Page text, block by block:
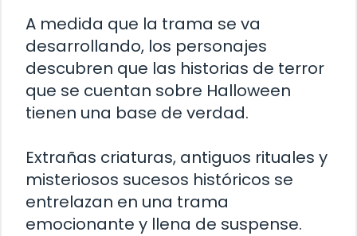
A medida que la trama se va
desarrollando, los personajes
descubren que las historias de terror
que se cuentan sobre Halloween
tienen una base de verdad.
Extrañas criaturas, antiguos rituales y
misteriosos sucesos históricos se
entrelazan en una trama
emocionante y llena de suspense.